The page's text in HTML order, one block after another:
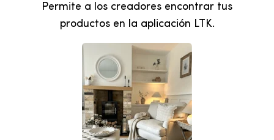
Permite a los creadores encontrar tus
productos en la aplicación LTK.